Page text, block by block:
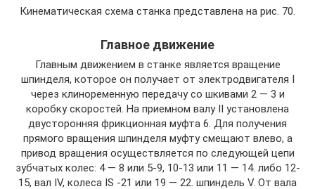
Кинематическая схема станка представлена на рис. 70.
Главное движение
Главным движением в станке является вращение
шпинделя, которое он получает от электродвигателя I
через клиноременную передачу со шкивами 2 — 3 и
коробку скоростей. На приемном валу II установлена
двусторонняя фрикционная муфта 6. Для получения
прямого вращения шпинделя муфту смещают влево, а
привод вращения осуществляется по следующей цепи
зубчатых колес: 4 — 8 или 5-9, 10-13 или 11 — 14. либо 12-
15, вал IV, колеса IS -21 или 19 — 22. шпиндель V. От вала